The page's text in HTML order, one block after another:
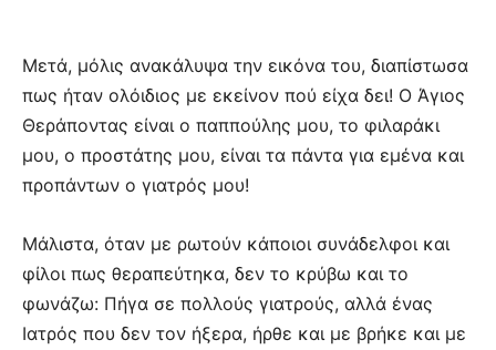
Μετά, μόλις ανακάλυψα την εικόνα του, διαπίστωσα
πως ήταν ολόιδιος με εκείνον πού είχα δει! Ο Άγιος
Θεράποντας είναι ο παππούλης μου, το φιλαράκι
μου, ο προστάτης μου, είναι τα πάντα για εμένα και
προπάντων ο γιατρός μου!
Μάλιστα, όταν με ρωτούν κάποιοι συνάδελφοι και
φίλοι πως θεραπεύτηκα, δεν το κρύβω και το
φωνάζω: Πήγα σε πολλούς γιατρούς, αλλά ένας
Ιατρός που δεν τον ήξερα, ήρθε και με βρήκε και με